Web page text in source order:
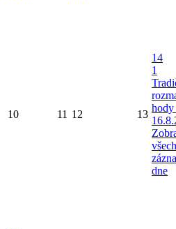
10 11 12 13
14
1
hody
dne